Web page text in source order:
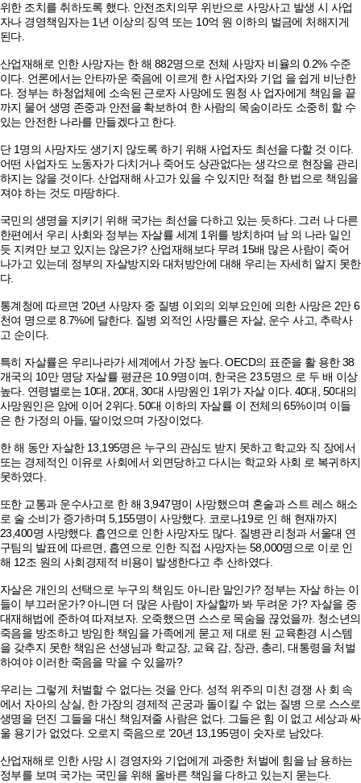
위한 조치를 취하도록 했다. 안전조치의무 위반으로 사망사고 발생 시 사업
자나 경영책임자는 1년 이상의 징역 또는 10억 원 이하의 벌금에 처해지게
된다.
산업재해로 인한 사망자는 한 해 882명으로 전체 사망자 비율의 0.2% 수준
이다. 언론에서는 안타까운 죽음에 이르게 한 사업자와 기업 을 쉽게 비난한
다. 정부는 하청업체에 소속된 근로자 사망에도 원청 사 업자에게 책임을 끝
까지 물어 생명 존중과 안전을 확보하여 한 사람의 목숨이라도 소중히 할 수
있는 안전한 나라를 만들겠다고 한다.
단 1명의 사망자도 생기지 않도록 하기 위해 사업자도 최선을 다할 것 이다.
어떤 사업자도 노동자가 다치거나 죽어도 상관없다는 생각으로 현장을 관리
하지는 않을 것이다. 산업재해 사고가 있을 수 있지만 적절 한 법으로 책임을
져야 하는 것도 마땅하다.
국민의 생명을 지키기 위해 국가는 최선을 다하고 있는 듯하다. 그러 나 다른
한편에서 우리 사회와 정부는 자살률 세계 1위를 방치하며 남 의 나라 일인
듯 지켜만 보고 있지는 않은가? 산업재해보다 무려 15배 많은 사람이 죽어
나가고 있는데 정부의 자살방지와 대처방안에 대해 우리는 자세히 알지 못한
다.
통계청에 따르면 ’20년 사망자 중 질병 이외의 외부요인에 의한 사망은 2만 6
천여 명으로 8.7%에 달한다. 질병 외적인 사망률은 자살, 운수 사고, 추락사
고 순이다.
특히 자살률은 우리나라가 세계에서 가장 높다. OECD의 표준을 활 용한 38
개국의 10만 명당 자살률 평균은 10.9명이며, 한국은 23.5명으 로 두 배 이상
높다. 연령별로는 10대, 20대, 30대 사망원인 1위가 자살 이다. 40대, 50대의
사망원인은 암에 이어 2위다. 50대 이하의 자살률 이 전체의 65%이며 이들
은 한 가정의 아들, 딸이었으며 가장이었다.
한 해 동안 자살한 13,195명은 누구의 관심도 받지 못하고 학교와 직 장에서
또는 경제적인 이유로 사회에서 외면당하고 다시는 학교와 사회 로 복귀하지
못하였다.
또한 교통과 운수사고로 한 해 3,947명이 사망했으며 혼술과 스트 레스 해소
로 술 소비가 증가하며 5,155명이 사망했다. 코로나19로 인 해 현재까지
23,400명 사망했다. 흡연으로 인한 사망자도 많다. 질병관 리청과 서울대 연
구팀의 발표에 따르면, 흡연으로 인한 직접 사망자는 58,000명으로 이로 인
해 12조 원의 사회경제적 비용이 발생한다고 추 산하였다.
자살은 개인의 선택으로 누구의 책임도 아니란 말인가? 정부는 자살 하는 이
들이 부끄러운가? 아니면 더 많은 사람이 자살할까 봐 두려운 가? 자살을 중
대재해법에 준하여 따져보자. 오죽했으면 스스로 목숨을 끊었을까. 청소년의
죽음을 방조하고 방임한 책임을 가족에게 묻고 제 대로 된 교육환경 시스템
을 갖추지 못한 책임은 선생님과 학교장, 교육 감, 장관, 총리, 대통령을 처벌
하여야 이러한 죽음을 막을 수 있을까?
우리는 그렇게 처벌할 수 없다는 것을 안다. 성적 위주의 미친 경쟁 사 회 속
에서 자아의 상실, 한 가장의 경제적 곤궁과 돌이킬 수 없는 질병 으로 스스로
생명을 던진 그들을 대신 책임져줄 사람은 없다. 그들은 힘 이 없고 세상과 싸
울 용기가 없었다. 오로지 죽음으로 ’20년 13,195명이 숫자로 남았다.
산업재해로 인한 사망 시 경영자와 기업에게 과중한 처벌에 힘을 남 용하는
정부를 보며 국가는 국민을 위해 올바른 책임을 다하고 있는지 묻는다.